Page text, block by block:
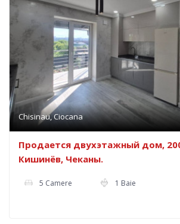
Chisinau, Ciocana
Продается двухэтажный дом,
Кишинёв, Чеканы.
5 Camere 1 Baie